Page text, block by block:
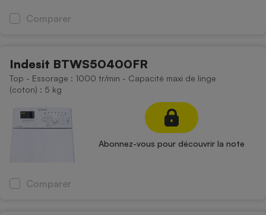
Comparer
Indesit BTWS50400FR
Top - Essorage : 1000 tr/min - Capacité maxi de linge
(coton) : 5 kg
Abonnez-vous pour découvrir la note
Comparer